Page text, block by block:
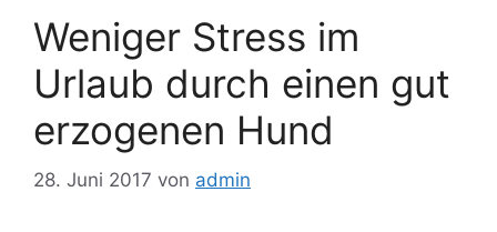
Weniger Stress im
Urlaub durch einen gut
erzogenen Hund
28. Juni 2017 von admin